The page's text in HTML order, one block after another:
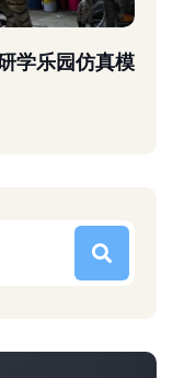
学乐园仿真模